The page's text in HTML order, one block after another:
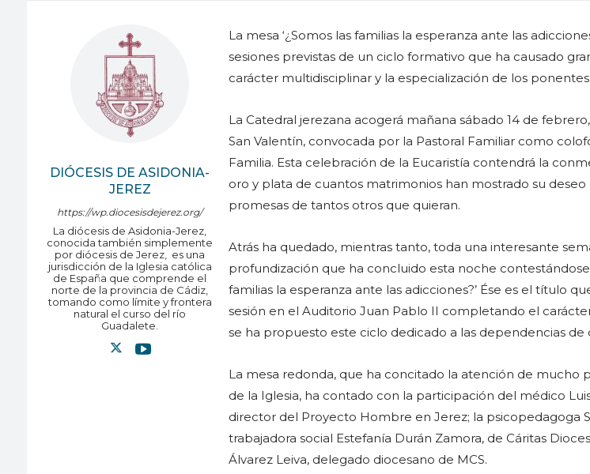
DIÓCESIS DE ASIDONIA-
JEREZ
https://wp.diocesisdejerez.org/
La diócesis de Asidonia-Jerez,
conocida también simplemente
por diócesis de Jerez, ​ es una
jurisdicción de la Iglesia católica
de España que comprende el
norte de la provincia de Cádiz,
tomando como límite y frontera
natural el curso del río
Guadalete.
La mesa ‘¿Somos las familias la esperanza ante las
sesiones previstas de un ciclo formativo que ha causado
carácter multidisciplinar y la especialización de los ponentes.
La Catedral jerezana acogerá mañana sábado 14 de febrero,
San Valentín, convocada por la Pastoral Familiar como
Familia. Esta celebración de la Eucaristía contendrá la
oro y plata de cuantos matrimonios han mostrado su
promesas de tantos otros que quieran.
Atrás ha quedado, mientras tanto, toda una interesante
profundización que ha concluido esta noche contestándose
familias la esperanza ante las adicciones?’ Ése es el título
sesión en el Auditorio Juan Pablo II completando el
se ha propuesto este ciclo dedicado a las dependencias de
La mesa redonda, que ha concitado la atención de mucho
de la Iglesia, ha contado con la participación del médico
director del Proyecto Hombre en Jerez; la psicopedagoga
trabajadora social Estefanía Durán Zamora, de Cáritas
Álvarez Leiva, delegado diocesano de MCS.